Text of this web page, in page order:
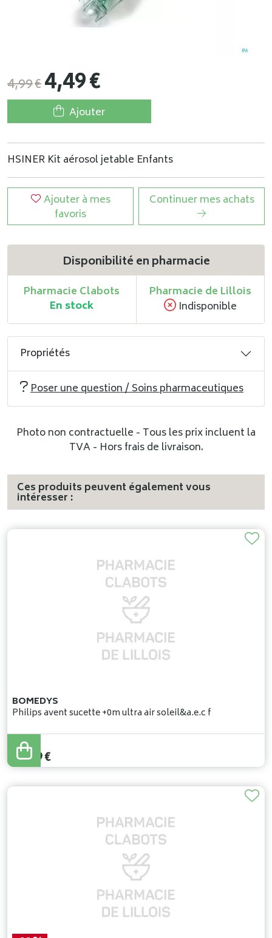
4,99€4,49€
Ajouter
HSINER Kit aérosol jetable Enfants
Ajouter à mes
favoris
Continuer mes achats
Disponibilité en pharmacie
Pharmacie Clabots
En stock
Pharmacie de Lillois
Indisponible
Propriétés
Poser une question / Soins pharmaceutiques
Photo non contractuelle - Tous les prix incluent la
TVA - Hors frais de livraison.
Ces produits peuvent également vous
intéresser :
BOMEDYS
Philips avent sucette +0m ultra air soleil&a.e.c f
10,59€